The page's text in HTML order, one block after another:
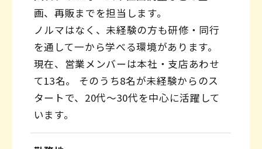
画、再販までを担当します。
ノルマはなく、未経験の方も研修・同行
を通して一から学べる環境があります。
現在、営業メンバーは本社・支店あわせ
て13名。 そのうち8名が未経験からのス
タートで、20代〜30代を中心に活躍して
います。